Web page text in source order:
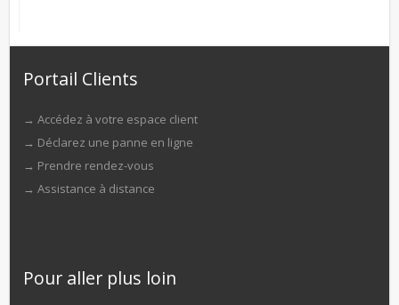
Portail Clients
→ Accédez à votre espace client
→ Déclarez une panne en ligne
→ Prendre rendez-vous
→ Assistance à distance
Pour aller plus loin